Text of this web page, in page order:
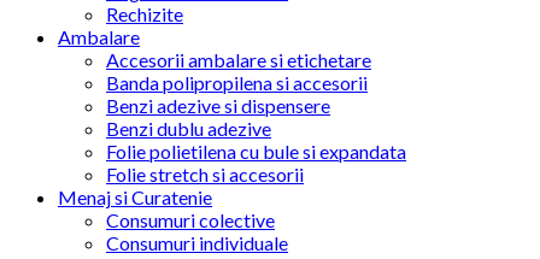
Rechizite
Ambalare
Accesorii ambalare si etichetare
Banda polipropilena si accesorii
Benzi adezive si dispensere
Benzi dublu adezive
Folie polietilena cu bule si expandata
Folie stretch si accesorii
Menaj si Curatenie
Consumuri colective
Consumuri individuale